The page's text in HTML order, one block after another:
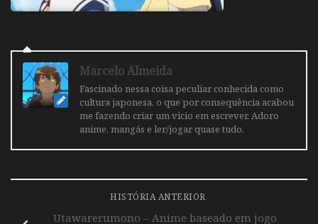
Marcelo Almeida
Fascinado nessa coisa peculiar conhecida como
cultura japonesa, o que por consequência acabou
me fazendo criar um vicio em escrever. Adoro
anime, mangás e ler/jogar quase tudo.
HISTÓRIA ANTERIOR
Utawarerumono – Anime baseado em jogo